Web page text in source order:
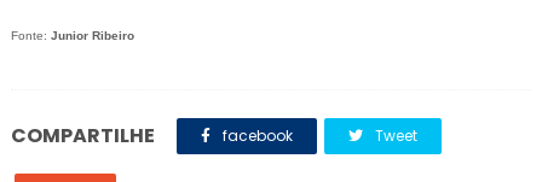
Fonte: Junior Ribeiro
COMPARTILHE facebook Tweet